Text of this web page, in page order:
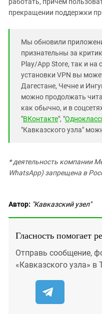
прекращении поддержки
Мы обновили
признательны за
Play/App Store, так и на
установки VPN вы
Дагестане, Чечне и
можно продолжать
как обычно, и в
"ВКонтакте", "
"Кавказского узла"
* деятельность компании
WhatsApp) запрещена в
Автор: "Кавказский узел"
Гласность помогает
Отправь сообщение,
«Кавказского узла» в